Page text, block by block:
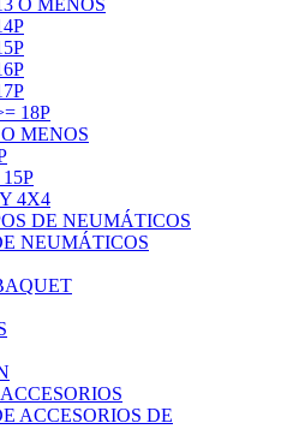
O MENOS
18P
MENOS
4X4
DE NEUMÁTICOS
NEUMÁTICOS
ACCESORIOS DE